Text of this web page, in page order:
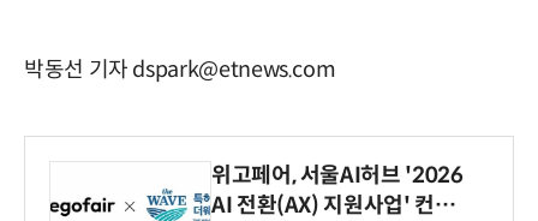
박동선 기자 dspark@etnews.com
위고페어, 서울AI허브 '2026
AI 전환(AX) 지원사업' 컨소